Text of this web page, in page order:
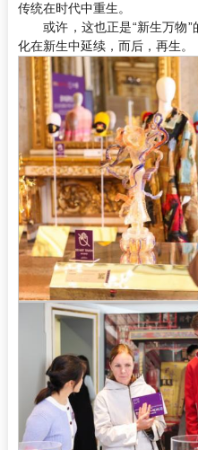
传统在时代中重生。
或许，这也正是“新生万物
化在新生中延续，而后，再生。